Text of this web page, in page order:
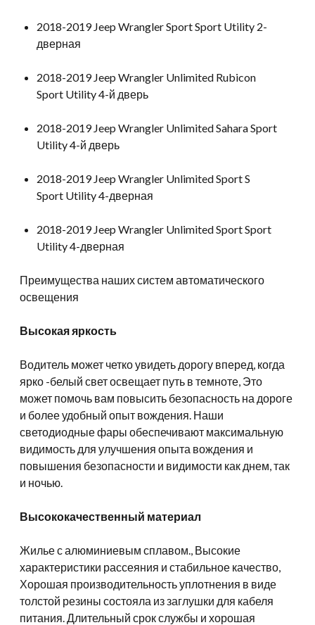
2018-2019 Jeep Wrangler Sport Sport Utility 2-
дверная
2018-2019 Jeep Wrangler Unlimited Rubicon
Sport Utility 4-й дверь
2018-2019 Jeep Wrangler Unlimited Sahara Sport
Utility 4-й дверь
2018-2019 Jeep Wrangler Unlimited Sport S
Sport Utility 4-дверная
2018-2019 Jeep Wrangler Unlimited Sport Sport
Utility 4-дверная
Преимущества наших систем автоматического
освещения
Высокая яркость
Водитель может четко увидеть дорогу вперед, когда
ярко -белый свет освещает путь в темноте, Это
может помочь вам повысить безопасность на дороге
и более удобный опыт вождения. Наши
светодиодные фары обеспечивают максимальную
видимость для улучшения опыта вождения и
повышения безопасности и видимости как днем, так
и ночью.
Высококачественный материал
Жилье с алюминиевым сплавом., Высокие
характеристики рассеяния и стабильное качество,
Хорошая производительность уплотнения в виде
толстой резины состояла из заглушки для кабеля
питания. Длительный срок службы и хорошая